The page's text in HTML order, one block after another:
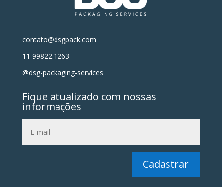
contato@dsgpack.com
11 99822.1263
@dsg-packaging-services
Fique atualizado com nossas
informações
Cadastrar